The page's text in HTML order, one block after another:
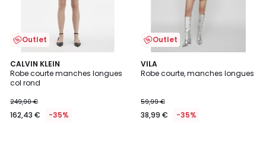
Outlet
CALVIN KLEIN
Robe courte manches longues
col rond
249,90 €
162,43 € -35%
Outlet
VILA
Robe courte, manches longues
59,99 €
38,99 € -35%